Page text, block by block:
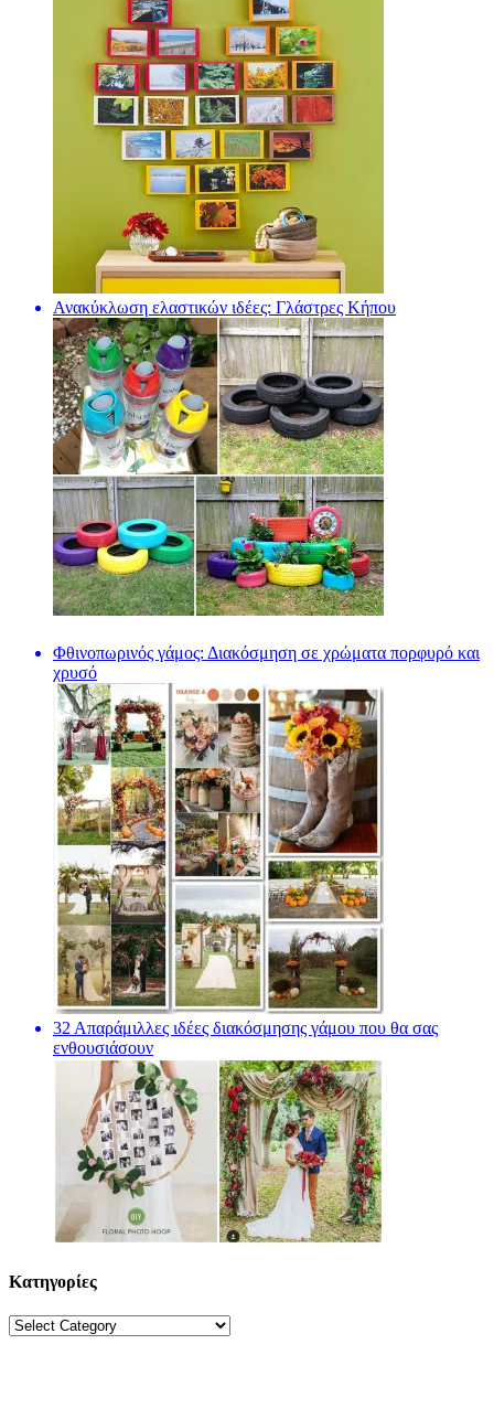
Ανακύκλωση ελαστικών ιδέες: Γλάστρες Κήπου
Φθινοπωρινός γάμος: Διακόσμηση σε χρώματα πορφυρό και
χρυσό
32 Απαράμιλλες ιδέες διακόσμησης γάμου που θα σας
ενθουσιάσουν
Κατηγορίες
Κατηγορίες